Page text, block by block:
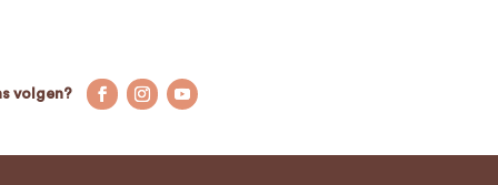
volgen?